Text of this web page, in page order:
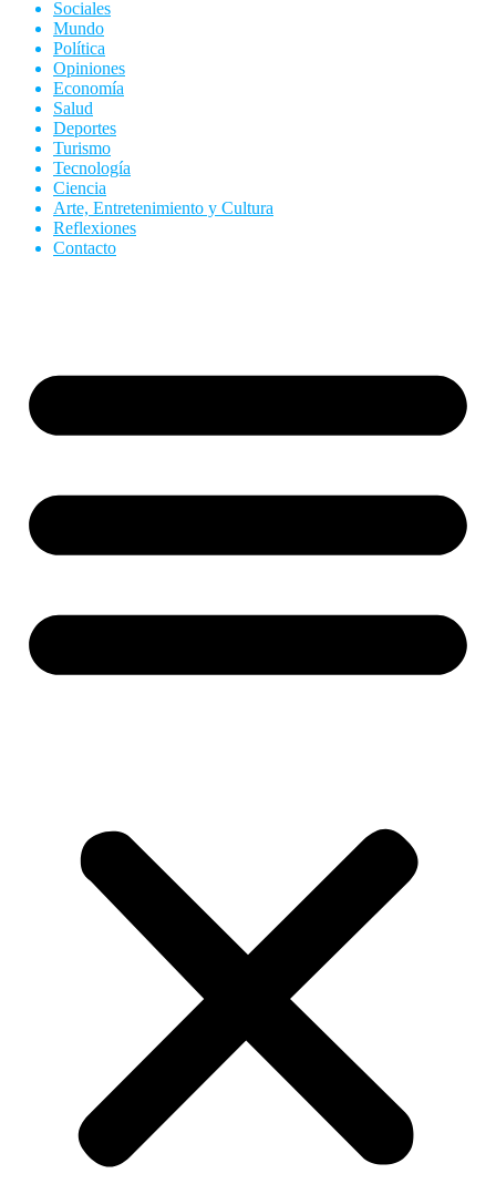
Sociales
Mundo
Política
Opiniones
Economía
Salud
Deportes
Turismo
Tecnología
Ciencia
Arte, Entretenimiento y Cultura
Reflexiones
Contacto